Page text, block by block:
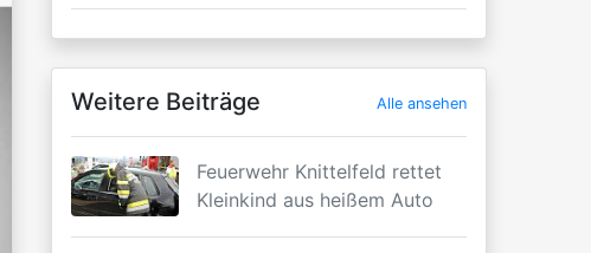
Weitere Beiträge Alle ansehen
Feuerwehr Knittelfeld rettet
Kleinkind aus heißem Auto